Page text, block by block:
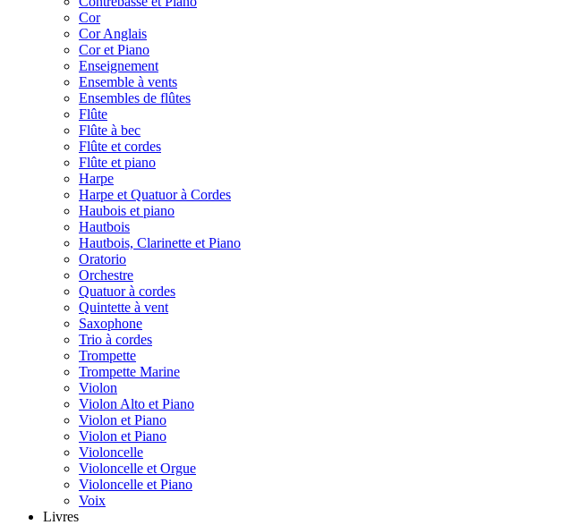
Cor
Cor Anglais
Cor et Piano
Enseignement
Ensemble à vents
Ensembles de flûtes
Flûte
Flûte à bec
Flûte et cordes
Flûte et piano
Harpe
Harpe et Quatuor à Cordes
Haubois et piano
Hautbois
Hautbois, Clarinette et Piano
Oratorio
Orchestre
Quatuor à cordes
Quintette à vent
Saxophone
Trio à cordes
Trompette
Trompette Marine
Violon
Violon Alto et Piano
Violon et Piano
Violon et Piano
Violoncelle
Violoncelle et Orgue
Violoncelle et Piano
Voix
Livres